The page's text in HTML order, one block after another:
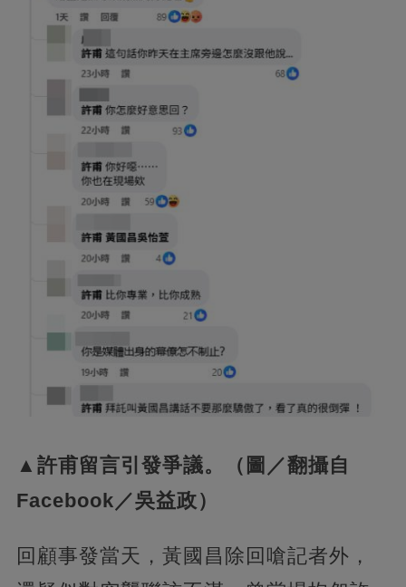
▲許甫留言引發爭議。（圖／翻攝自
Facebook／吳益政）
回顧事發當天，黃國昌除回嗆記者外，